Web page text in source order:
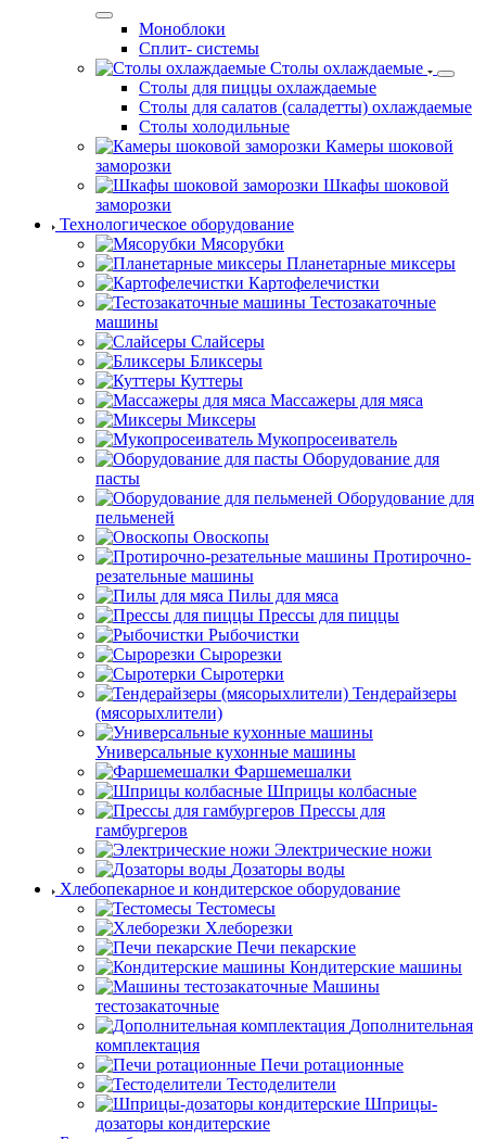
Моноблоки
Сплит- системы
Столы охлаждаемые
Столы для пиццы охлаждаемые
Столы для салатов (саладетты) охлаждаемые
Столы холодильные
Камеры шоковой
заморозки
Шкафы шоковой
заморозки
Технологическое оборудование
Мясорубки
Планетарные миксеры
Картофелечистки
Тестозакаточные
машины
Слайсеры
Бликсеры
Куттеры
Массажеры для мяса
Миксеры
Мукопросеиватель
Оборудование для
пасты
Оборудование для
пельменей
Овоскопы
Протирочно-
резательные машины
Пилы для мяса
Прессы для пиццы
Рыбочистки
Сырорезки
Сыротерки
Тендерайзеры
(мясорыхлители)
Универсальные кухонные машины
Фаршемешалки
Шприцы колбасные
Прессы для
гамбургеров
Электрические ножи
Дозаторы воды
Хлебопекарное и кондитерское оборудование
Тестомесы
Хлеборезки
Печи пекарские
Кондитерские машины
Машины
тестозакаточные
Дополнительная
комплектация
Печи ротационные
Тестоделители
Шприцы-
дозаторы кондитерские